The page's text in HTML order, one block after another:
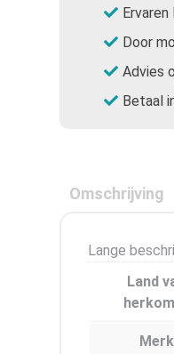
Door
Advies
Betaal
Omschrijving
Lange
Land
Merk